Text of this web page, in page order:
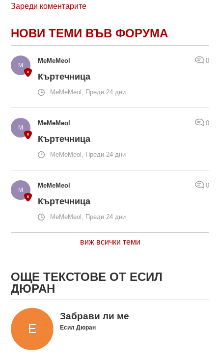
Зареди коментарите
НОВИ ТЕМИ ВЪВ ФОРУМА
MeMeMeol 0
Къртечница
MeMeMeol, Преди 24 дни
MeMeMeol 0
Къртечница
MeMeMeol, Преди 24 дни
MeMeMeol 0
Къртечница
MeMeMeol, Преди 24 дни
виж всички теми
ОЩЕ ТЕКСТОВЕ ОТ ЕСИЛ
ДЮРАН
Забрави ли ме
Есил Дюран